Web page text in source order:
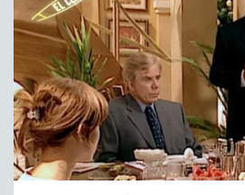
TVN VERTICAL
TVN PLAY
PROGRAMAS
TELESERIES